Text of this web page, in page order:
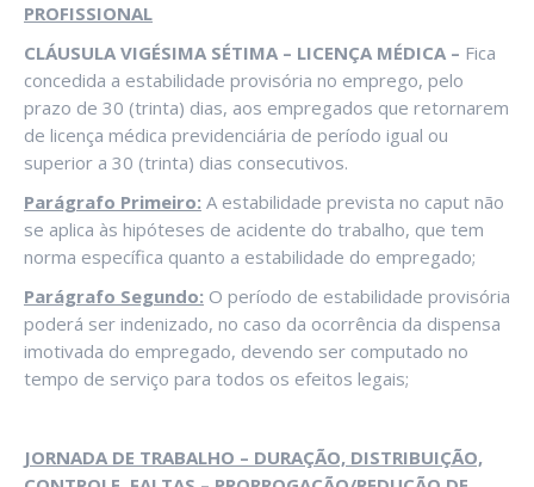
PROFISSIONAL
CLÁUSULA VIGÉSIMA SÉTIMA – LICENÇA MÉDICA – Fica
concedida a estabilidade provisória no emprego, pelo
prazo de 30 (trinta) dias, aos empregados que retornarem
de licença médica previdenciária de período igual ou
superior a 30 (trinta) dias consecutivos.
Parágrafo Primeiro: A estabilidade prevista no caput não
se aplica às hipóteses de acidente do trabalho, que tem
norma específica quanto a estabilidade do empregado;
Parágrafo Segundo: O período de estabilidade provisória
poderá ser indenizado, no caso da ocorrência da dispensa
imotivada do empregado, devendo ser computado no
tempo de serviço para todos os efeitos legais;
JORNADA DE TRABALHO – DURAÇÃO, DISTRIBUIÇÃO,